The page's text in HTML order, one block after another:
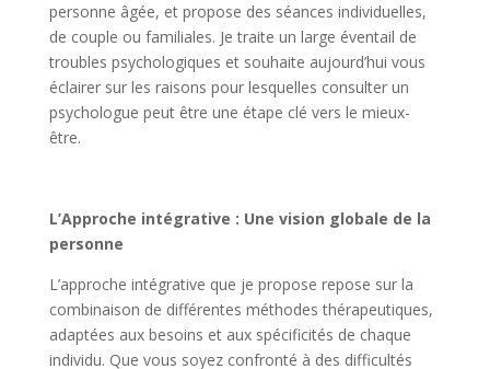
personne âgée, et propose des séances individuelles,
de couple ou familiales. Je traite un large éventail de
troubles psychologiques et souhaite aujourd’hui vous
éclairer sur les raisons pour lesquelles consulter un
psychologue peut être une étape clé vers le mieux-
être.
L’Approche intégrative : Une vision globale de la
personne
L’approche intégrative que je propose repose sur la
combinaison de différentes méthodes thérapeutiques,
adaptées aux besoins et aux spécificités de chaque
individu. Que vous soyez confronté à des difficultés